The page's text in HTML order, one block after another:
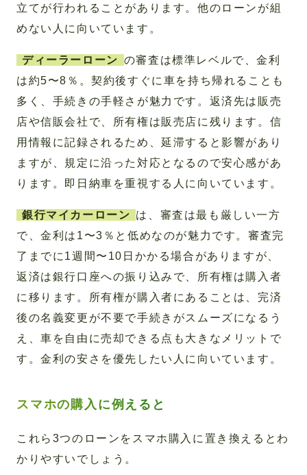
立てが行われることがあります。他のローンが組
めない人に向いています。
ディーラーローン の審査は標準レベルで、金利
は約5〜8％。契約後すぐに車を持ち帰れることも
多く、手続きの手軽さが魅力です。返済先は販売
店や信販会社で、所有権は販売店に残ります。信
用情報に記録されるため、延滞すると影響があり
ますが、規定に沿った対応となるので安心感があ
ります。即日納車を重視する人に向いています。
銀行マイカーローン は、審査は最も厳しい一方
で、金利は1〜3％と低めなのが魅力です。審査完
了までに1週間〜10日かかる場合がありますが、
返済は銀行口座への振り込みで、所有権は購入者
に移ります。所有権が購入者にあることは、完済
後の名義変更が不要で手続きがスムーズになるう
え、車を自由に売却できる点も大きなメリットで
す。金利の安さを優先したい人に向いています。
スマホの購入に例えると
これら3つのローンをスマホ購入に置き換えるとわ
かりやすいでしょう。